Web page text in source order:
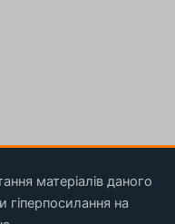
матеріалів даного
гіперпосилання на